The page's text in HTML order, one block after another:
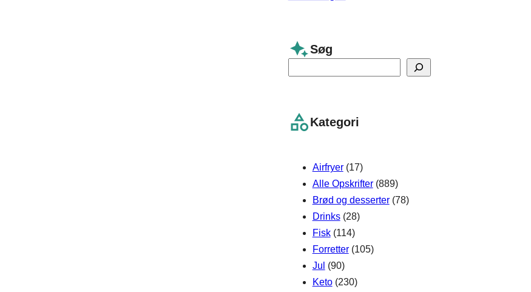
Søg
c
Kategori
Airfryer(17)
Alle Opskrifter(889)
Brød og desserter(78)
Drinks(28)
Fisk(114)
Forretter(105)
Jul (90)
Keto(230)